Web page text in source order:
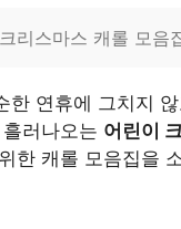
리스마스 캐롤 모음
한 연휴에 그치지
러나오는 어린이
한 캐롤 모음집을